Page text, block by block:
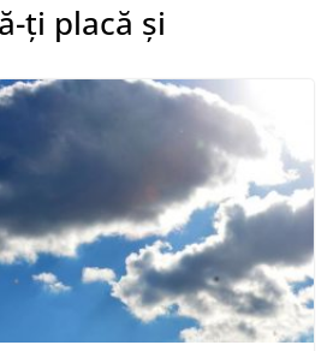
ți placă și